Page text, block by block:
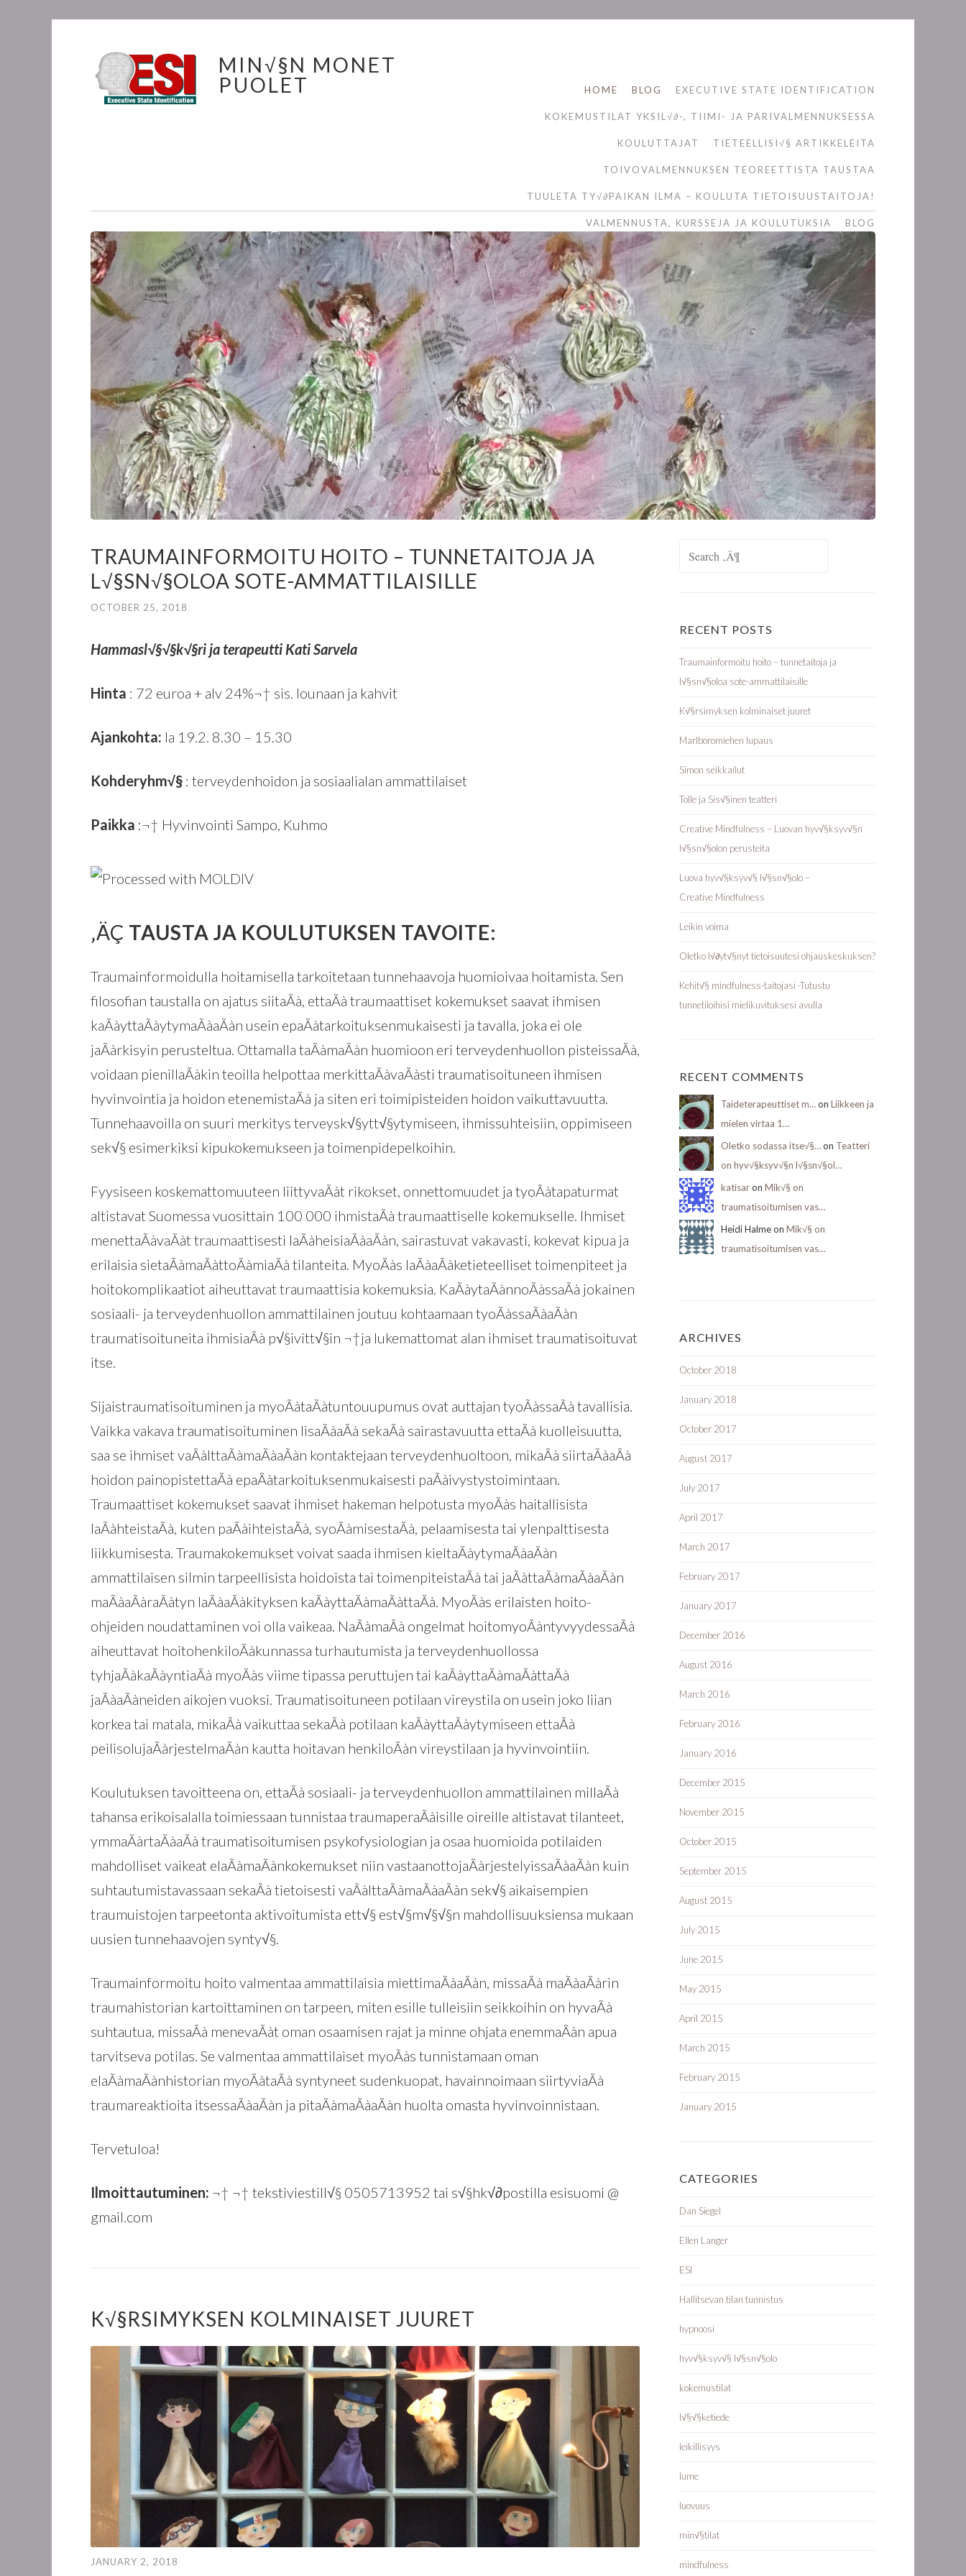
MIN√§N MONET
PUOLET
HOME BLOG EXECUTIVE STATE IDENTIFICATION
KOKEMUSTILAT YKSIL√∂-, TIIMI- JA PARIVALMENNUKSESSA
KOULUTTAJAT TIETEELLISI√§ ARTIKKELEITA
TOIVOVALMENNUKSEN TEOREETTISTA TAUSTAA
TUULETA TY√∂PAIKAN ILMA – KOULUTA TIETOISUUSTAITOJA!
VALMENNUSTA, KURSSEJA JA KOULUTUKSIA BLOG
TRAUMAINFORMOITU HOITO – TUNNETAITOJA JA
L√§SN√§OLOA SOTE-AMMATTILAISILLE
OCTOBER 25, 2018
Hammasl√§√§k√§ri ja terapeutti Kati Sarvela
Hinta : 72 euroa + alv 24%¬† sis. lounaan ja kahvit
Ajankohta: la 19.2. 8.30 – 15.30
Kohderyhm√§ : terveydenhoidon ja sosiaalialan ammattilaiset
Paikka :¬† Hyvinvointi Sampo, Kuhmo
‚ÄÇ TAUSTA JA KOULUTUKSEN TAVOITE:
Traumainformoidulla hoitamisella tarkoitetaan tunnehaavoja huomioivaa hoitamista. Sen
filosofian taustalla on ajatus siitaÃà, ettaÃà traumaattiset kokemukset saavat ihmisen
kaÃàyttaÃàytymaÃàaÃàn usein epaÃàtarkoituksenmukaisesti ja tavalla, joka ei ole
jaÃàrkisyin perusteltua. Ottamalla taÃàmaÃàn huomioon eri terveydenhuollon pisteissaÃà,
voidaan pienillaÃàkin teoilla helpottaa merkittaÃàvaÃàsti traumatisoituneen ihmisen
hyvinvointia ja hoidon etenemistaÃà ja siten eri toimipisteiden hoidon vaikuttavuutta.
Tunnehaavoilla on suuri merkitys terveysk√§ytt√§ytymiseen, ihmissuhteisiin, oppimiseen
sek√§ esimerkiksi kipukokemukseen ja toimenpidepelkoihin.
Fyysiseen koskemattomuuteen liittyvaÃàt rikokset, onnettomuudet ja tyoÃàtapaturmat
altistavat Suomessa vuosittain 100 000 ihmistaÃà traumaattiselle kokemukselle. Ihmiset
menettaÃàvaÃàt traumaattisesti laÃàheisiaÃàaÃàn, sairastuvat vakavasti, kokevat kipua ja
erilaisia sietaÃàmaÃàttoÃàmiaÃà tilanteita. MyoÃàs laÃàaÃàketieteelliset toimenpiteet ja
hoitokomplikaatiot aiheuttavat traumaattisia kokemuksia. KaÃàytaÃànnoÃàssaÃà jokainen
sosiaali- ja terveydenhuollon ammattilainen joutuu kohtaamaan tyoÃàssaÃàaÃàn
traumatisoituneita ihmisiaÃà p√§ivitt√§in ¬†ja lukemattomat alan ihmiset traumatisoituvat
itse.
Sijaistraumatisoituminen ja myoÃàtaÃàtuntouupumus ovat auttajan tyoÃàssaÃà tavallisia.
Vaikka vakava traumatisoituminen lisaÃàaÃà sekaÃà sairastavuutta ettaÃà kuolleisuutta,
saa se ihmiset vaÃàlttaÃàmaÃàaÃàn kontaktejaan terveydenhuoltoon, mikaÃà siirtaÃàaÃà
hoidon painopistettaÃà epaÃàtarkoituksenmukaisesti paÃàivystystoimintaan.
Traumaattiset kokemukset saavat ihmiset hakeman helpotusta myoÃàs haitallisista
laÃàhteistaÃà, kuten paÃàihteistaÃà, syoÃàmisestaÃà, pelaamisesta tai ylenpalttisesta
liikkumisesta. Traumakokemukset voivat saada ihmisen kieltaÃàytymaÃàaÃàn
ammattilaisen silmin tarpeellisista hoidoista tai toimenpiteistaÃà tai jaÃàttaÃàmaÃàaÃàn
maÃàaÃàraÃàtyn laÃàaÃàkityksen kaÃàyttaÃàmaÃàttaÃà. MyoÃàs erilaisten hoito-
ohjeiden noudattaminen voi olla vaikeaa. NaÃàmaÃà ongelmat hoitomyoÃàntyvyydessaÃà
aiheuttavat hoitohenkiloÃàkunnassa turhautumista ja terveydenhuollossa
tyhjaÃàkaÃàyntiaÃà myoÃàs viime tipassa peruttujen tai kaÃàyttaÃàmaÃàttaÃà
jaÃàaÃàneiden aikojen vuoksi. Traumatisoituneen potilaan vireystila on usein joko liian
korkea tai matala, mikaÃà vaikuttaa sekaÃà potilaan kaÃàyttaÃàytymiseen ettaÃà
peilisolujaÃàrjestelmaÃàn kautta hoitavan henkiloÃàn vireystilaan ja hyvinvointiin.
Koulutuksen tavoitteena on, ettaÃà sosiaali- ja terveydenhuollon ammattilainen millaÃà
tahansa erikoisalalla toimiessaan tunnistaa traumaperaÃàisille oireille altistavat tilanteet,
ymmaÃàrtaÃàaÃà traumatisoitumisen psykofysiologian ja osaa huomioida potilaiden
mahdolliset vaikeat elaÃàmaÃànkokemukset niin vastaanottojaÃàrjestelyissaÃàaÃàn kuin
suhtautumistavassaan sekaÃà tietoisesti vaÃàlttaÃàmaÃàaÃàn sek√§ aikaisempien
traumuistojen tarpeetonta aktivoitumista ett√§ est√§m√§√§n mahdollisuuksiensa mukaan
uusien tunnehaavojen synty√§.
Traumainformoitu hoito valmentaa ammattilaisia miettimaÃàaÃàn, missaÃà maÃàaÃàrin
traumahistorian kartoittaminen on tarpeen, miten esille tulleisiin seikkoihin on hyvaÃà
suhtautua, missaÃà menevaÃàt oman osaamisen rajat ja minne ohjata enemmaÃàn apua
tarvitseva potilas. Se valmentaa ammattilaiset myoÃàs tunnistamaan oman
elaÃàmaÃànhistorian myoÃàtaÃà syntyneet sudenkuopat, havainnoimaan siirtyviaÃà
traumareaktioita itsessaÃàaÃàn ja pitaÃàmaÃàaÃàn huolta omasta hyvinvoinnistaan.
Tervetuloa!
Ilmoittautuminen: ¬† ¬† tekstiviestill√§ 0505713952 tai s√§hk√∂postilla esisuomi @
gmail.com
K√§RSIMYKSEN KOLMINAISET JUURET
JANUARY 2, 2018
RECENT POSTS
Traumainformoitu hoito – tunnetaitoja ja
l√§sn√§oloa sote-ammattilaisille
K√§rsimyksen kolminaiset juuret
Marlboromiehen lupaus
Simon seikkailut
Tolle ja Sis√§inen teatteri
Creative Mindfulness – Luovan hyv√§ksyv√§n
l√§sn√§olon perusteita
Luova hyv√§ksyv√§ l√§sn√§olo –
Creative Mindfulness
Leikin voima
Oletko l√∂yt√§nyt tietoisuutesi ohjauskeskuksen?
Kehit√§ mindfulness-taitojasi -Tutustu
tunnetiloihisi mielikuvituksesi avulla
RECENT COMMENTS
Taideterapeuttiset m…on Liikkeen ja
mielen virtaa 1…
Oletko sodassa itse√§…on Teatteri
on hyv√§ksyv√§n l√§sn√§ol…
katisaron Mik√§ on
traumatisoitumisen vas…
Heidi Halme on Mik√§ on
traumatisoitumisen vas…
ARCHIVES
October 2018
January 2018
October 2017
August 2017
July 2017
April 2017
March 2017
February 2017
January 2017
December 2016
August 2016
March 2016
February 2016
January 2016
December 2015
November 2015
October 2015
September 2015
August 2015
July 2015
June 2015
May 2015
April 2015
March 2015
February 2015
January 2015
CATEGORIES
Dan Siegel
Ellen Langer
ESI
Hallitsevan tilan tunnistus
hypnoosi
hyv√§ksyv√§ l√§sn√§olo
kokemustilat
l√§√§ketiede
leikillisyys
lume
luovuus
min√§tilat
mindfulness